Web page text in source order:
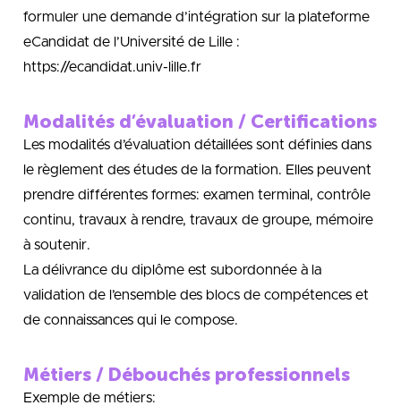
formuler une demande d’intégration sur la plateforme
eCandidat de l’Université de Lille :
https://ecandidat.univ-lille.fr
Modalités d’évaluation / Certifications
Les modalités d’évaluation détaillées sont définies dans
le règlement des études de la formation. Elles peuvent
prendre différentes formes: examen terminal, contrôle
continu, travaux à rendre, travaux de groupe, mémoire
à soutenir.
La délivrance du diplôme est subordonnée à la
validation de l’ensemble des blocs de compétences et
de connaissances qui le compose.
Métiers / Débouchés professionnels
Exemple de métiers: